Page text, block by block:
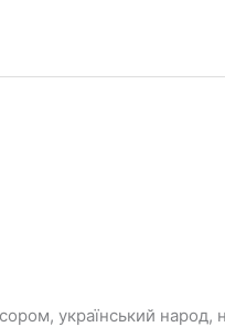
український народ,